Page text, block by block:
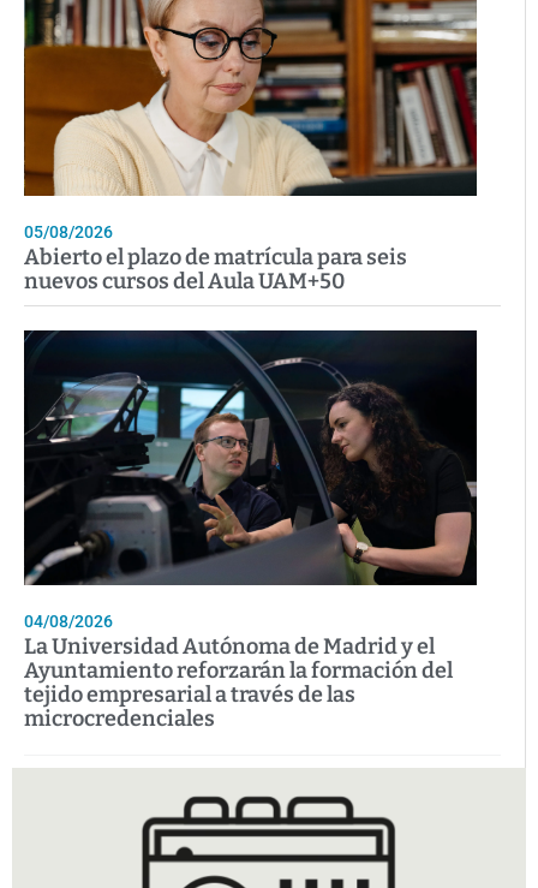
05/08/2026
Abierto el plazo de matrícula para seis
nuevos cursos del Aula UAM+50
04/08/2026
La Universidad Autónoma de Madrid y el
Ayuntamiento reforzarán la formación del
tejido empresarial a través de las
microcredenciales